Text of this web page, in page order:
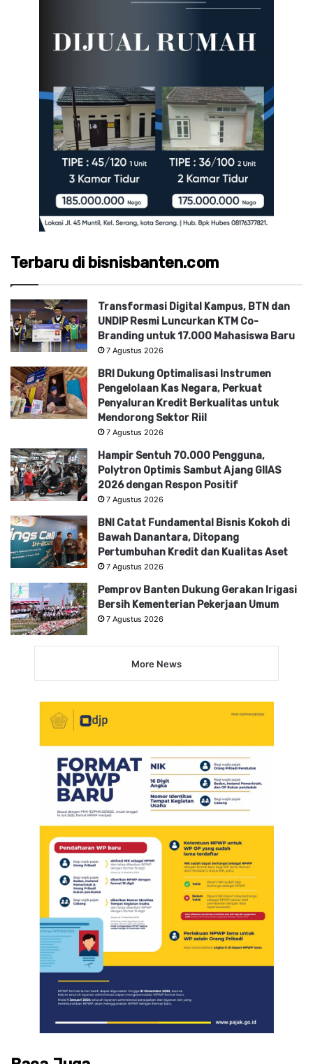
Terbaru di bisnisbanten.com
Transformasi Digital Kampus, BTN dan
UNDIP Resmi Luncurkan KTM Co-
Branding untuk 17.000 Mahasiswa Baru
7 Agustus 2026
BRI Dukung Optimalisasi Instrumen
Pengelolaan Kas Negara, Perkuat
Penyaluran Kredit Berkualitas untuk
Mendorong Sektor Riil
7 Agustus 2026
Hampir Sentuh 70.000 Pengguna,
Polytron Optimis Sambut Ajang GIIAS
2026 dengan Respon Positif
7 Agustus 2026
BNI Catat Fundamental Bisnis Kokoh di
Bawah Danantara, Ditopang
Pertumbuhan Kredit dan Kualitas Aset
7 Agustus 2026
Pemprov Banten Dukung Gerakan Irigasi
Bersih Kementerian Pekerjaan Umum
7 Agustus 2026
More News